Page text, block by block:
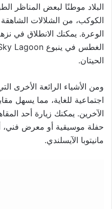
البلاد موطنًا لبعض المناظر
الكوكب، من الشلالات الشاهقة
الحيتان.
ومن الأشياء الرائعة الأخرى
اجتماعية للغاية، مما يسهل
الآخرين. يمكنك زيارة أحد
حفلة موسيقية أو معرض
مانيتوبا الآيسلندي.